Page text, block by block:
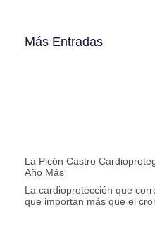
Más Entradas
La Picón Castro
Año Más
La cardioprotección que
que importan más que el